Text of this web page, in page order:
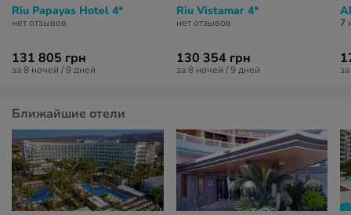
Riu Papayas Hotel 4*
нет отзывов
131 805 грн
за 8 ночей / 9 дней
Riu Vistamar 4*
нет отзывов
130 354 грн
за 8 ночей / 9 дней
7
Ближайшие отели